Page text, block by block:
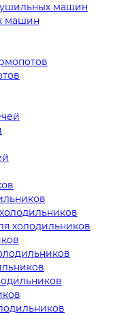
машин
машин
холодильников